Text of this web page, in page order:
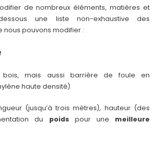
de nombreux éléments, matières et
une liste non-exhaustive des
nous pouvons modifier :
bois, mais aussi barrière de foule en
haute densité)
(jusqu’à trois mètres), hauteur (des
du poids pour une
meilleure